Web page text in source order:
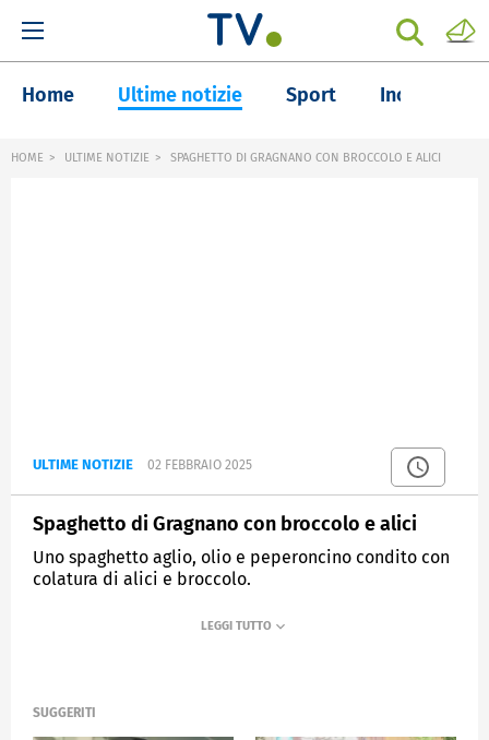
Home Ultime notizie Sport Inchieste
HOME ULTIME NOTIZIE SPAGHETTO DI GRAGNANO CON BROCCOLO E ALICI
ULTIME NOTIZIE 02 FEBBRAIO 2025
Spaghetto di Gragnano con broccolo e alici
Uno spaghetto aglio, olio e peperoncino condito con
colatura di alici e broccolo.
SUGGERITI